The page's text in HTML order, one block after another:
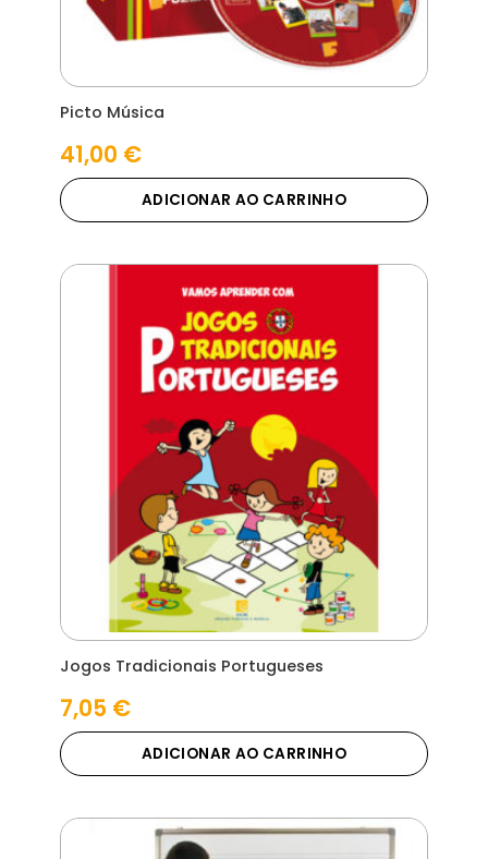
Picto Música
41,00 €
ADICIONAR AO CARRINHO
Jogos Tradicionais Portugueses
7,05 €
ADICIONAR AO CARRINHO